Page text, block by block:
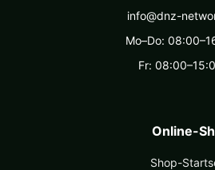
info@dnz-
Mo–Do:
Fr:
Online-
Shop-